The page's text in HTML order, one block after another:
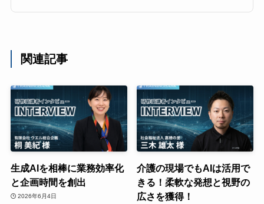
関連記事
生成AIを相棒に業務効率化
と企画時間を創出
2026年6月4日
介護の現場でもAIは活用で
きる！柔軟な発想と視野の
広さを獲得！